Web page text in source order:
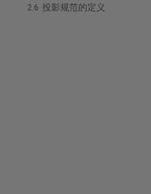
2.6 投影规范的定义